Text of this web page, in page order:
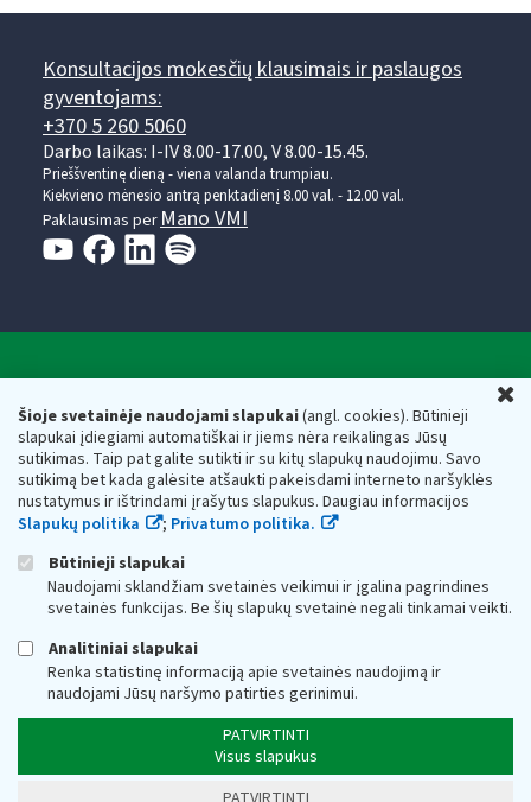
Šioje svetainėje naudojami slapukai(angl. cookies). Būtinieji
slapukai įdiegiami automatiškai ir jiems nėra reikalingas Jūsų
sutikimas. Taip pat galite sutikti ir su kitų slapukų naudojimu. Savo
sutikimą bet kada galėsite atšaukti pakeisdami interneto naršyklės
nustatymus ir ištrindami įrašytus slapukus. Daugiau informacijos
Slapukų politika
; Privatumo politika.
Būtinieji slapukai
Naudojami sklandžiam svetainės veikimui ir įgalina pagrindines
svetainės funkcijas. Be šių slapukų svetainė negali tinkamai veikti.
Analitiniai slapukai
Renka statistinę informaciją apie svetainės naudojimą ir
naudojami Jūsų naršymo patirties gerinimui.
PATVIRTINTI
Visus slapukus
Konsultacijos mokesčių klausimais ir paslaugos
gyventojams:
+370 5 260 5060
Darbo laikas: I-IV 8.00-17.00, V 8.00-15.45.
Prieššventinę dieną - viena valanda trumpiau.
Kiekvieno mėnesio antrą penktadienį 8.00 val. - 12.00 val.
Paklausimas per Mano VMI
Respublikos finansų ministerijos
Biudžetinė įstaiga. Juridinio asmens kodas — 188659752,
adresas: Vasario 16-osios g. 14, 01107 Vilnius, Lietuva, el.paštas:
vmi@vmi.lt, E. pristatymo dėžutės adresas 188659752
Duomenys apie Valstybinę mokesčių inspekciją prie Lietuvos
Respublikos finansų ministerijos kaupiami ir saugomi Juridinių